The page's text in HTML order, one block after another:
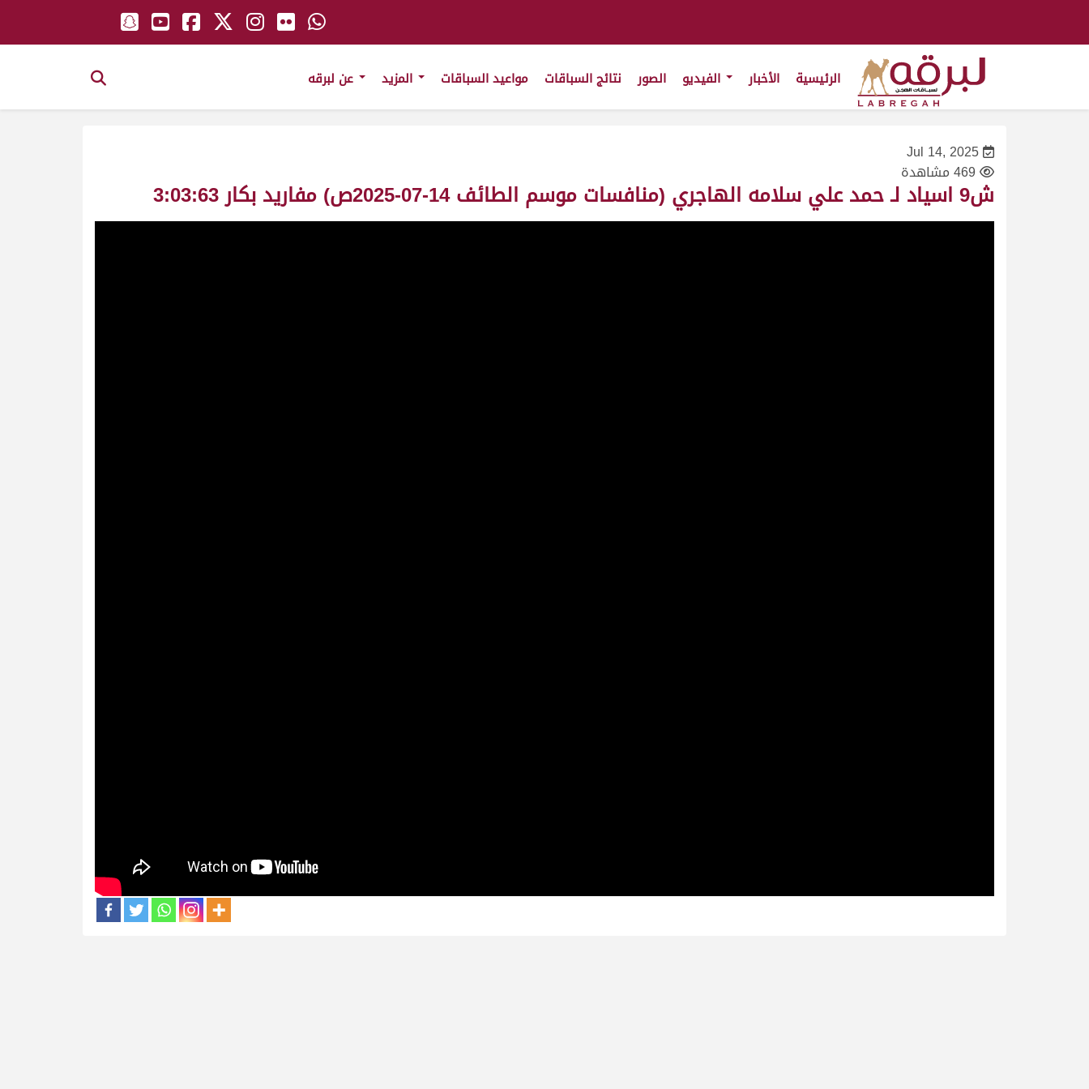
الرئيسية الأخبار الصور نتائج السباقات مواعيد السباقات
Jul 14, 2025
469 مشاهدة
ش9 اسياد لـ حمد علي سلامه الهاجري (منافسات موسم الطائف 14-07-2025ص) مفاريد بكار 3:03:63